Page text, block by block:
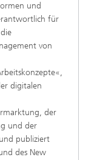
und
für
von
digitalen
der
und der
publiziert
des New